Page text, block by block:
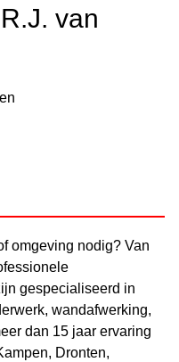
van
omgeving nodig? Van
gespecialiseerd in
wandafwerking,
dan 15 jaar ervaring
Dronten,